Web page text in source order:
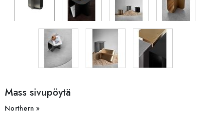
Mass sivupöytä
Northern »